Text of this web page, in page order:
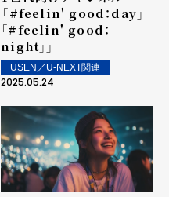
――「#feelin' good：day」
「#feelin' good：
night」」
USEN／U-NEXT関連
2025.05.24